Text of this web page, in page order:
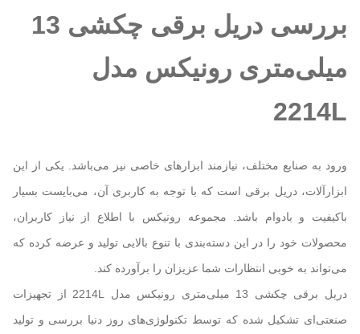
بررسی دریل برقی چکشی 13
میلی‌متری رونیکس مدل
2214L
ورود به صنایع مختلف، نیازمند ابزارهای خاصی نیز می‌باشد. یکی از این
ابزارآلات، دریل برقی است که با توجه به کاربری آن، می‌بایست بسیار
باکیفیت و بادوام باشد. مجموعه رونیکس با اطلاع از نیاز کاربران،
محصولات خود را در این دسته‌بندی با تنوع بالایی تولید و عرضه کرده که
می‌تواند به خوبی انتظارات شما عزیزان را برآورده کند.
دریل برقی چکشی 13 میلی‌متری رونیکس مدل 2214L از تجهیزات
صنعتی‌ای تشکیل شده که توسط تکنولوژی‌های روز دنیا بررسی و تولید